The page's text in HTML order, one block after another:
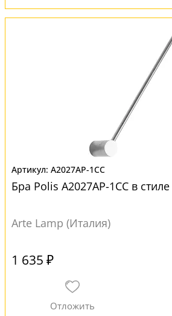
A2027AP-1CC
Бра Polis A2027AP-1CC в
Arte Lamp (Италия)
1 635 ₽